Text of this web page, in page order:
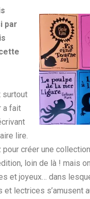
par
surtout
a fait
lire.
créer une
loin de là ! mais
et joyeux… dans
lectrices s’amusent